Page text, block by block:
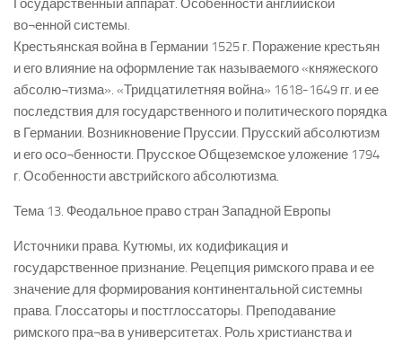
Государственный аппарат. Особенности английской
во¬енной системы.
Крестьянская война в Германии 1525 г. Поражение крестьян
и его влияние на оформление так называемого «княжеского
абсолю¬тизма». «Тридцатилетняя война» 1618-1649 гг. и ее
последствия для государственного и политического порядка
в Германии. Возникновение Пруссии. Прусский абсолютизм
и его осо¬бенности. Прусское Общеземское уложение 1794
г. Особенности австрийского абсолютизма.
Тема 13. Феодальное право стран Западной Европы
Источники права. Кутюмы, их кодификация и
государственное признание. Рецепция римского права и ее
значение для формирования континентальной системны
права. Глоссаторы и постглоссаторы. Преподавание
римского пра¬ва в университетах. Роль христианства и